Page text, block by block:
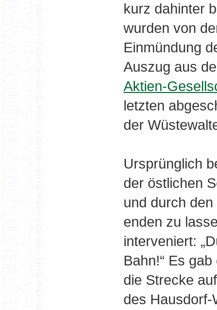
kurz dahinter
wurden von
Einmündung
Auszug aus
Aktien-
letzten
der
Ursprünglich
der östlichen
und durch
enden zu
interveniert:
Bahn!“ Es
die Strecke
des Hausdorf-